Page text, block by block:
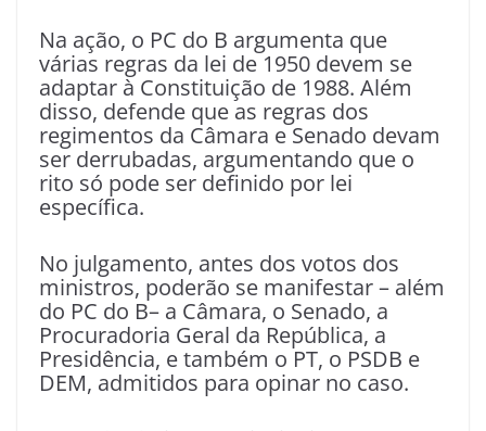
Na ação, o PC do B argumenta que
várias regras da lei de 1950 devem se
adaptar à Constituição de 1988. Além
disso, defende que as regras dos
regimentos da Câmara e Senado devam
ser derrubadas, argumentando que o
rito só pode ser definido por lei
específica.
No julgamento, antes dos votos dos
ministros, poderão se manifestar – além
do PC do B– a Câmara, o Senado, a
Procuradoria Geral da República, a
Presidência, e também o PT, o PSDB e
DEM, admitidos para opinar no caso.